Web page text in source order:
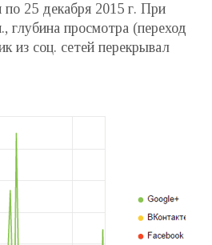
по 25 декабря 2015 г. При
глубина просмотра (переход
из соц. сетей перекрывал